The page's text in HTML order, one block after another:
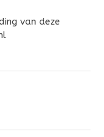
van deze